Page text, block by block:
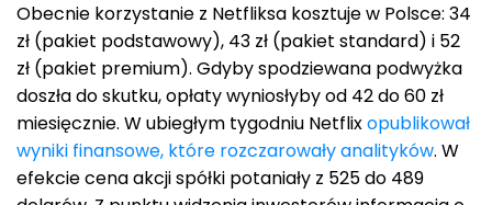
Obecnie korzystanie z Netfliksa kosztuje w Polsce: 34
zł (pakiet podstawowy), 43 zł (pakiet standard) i 52
zł (pakiet premium). Gdyby spodziewana podwyżka
doszła do skutku, opłaty wyniosłyby od 42 do 60 zł
miesięcznie. W ubiegłym tygodniu Netflixopublikował
wyniki finansowe, które rozczarowały analityków. W
efekcie cena akcji spółki potaniały z 525 do 489